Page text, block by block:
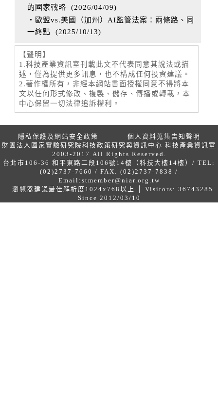
的國家戰略 (2026/04/09)
‧歐盟vs.美國（加州）AI監管法案：兩條路、同
一終點 (2025/10/13)
【聲明】
1.科技產業資訊室刊載此文不代表同意其說法或描
述，僅為提供更多訊息，也不構成任何投資建議。
2.著作權所有，非經本網站書面授權同意不得將本
文以任何形式修改、複製、儲存、傳播或轉載，本
中心保留一切法律追訴權利。
隱私保護及網站安全政策
個人資料蒐集告知聲明
財團法人國家實驗研究院科技政策研究與資訊中心 科技產業資訊室
2003-2017 All Rights Reserved.
台北市106-36 和平東路二段106號14樓（科技大樓14樓）/ TEL:
(02)2737-7660 / FAX: (02)2737-7838 /
Email: stmember@niar.org.tw
瀏覽器建議最佳解析度1024x768以上 │ Visitors: 36743285
Since 2012/03/10